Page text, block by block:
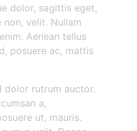
dolor, sagittis eget,
non, velit. Nullam
Aenean tellus
posuere ac, mattis
dolor rutrum auctor.
a,
ut, mauris.